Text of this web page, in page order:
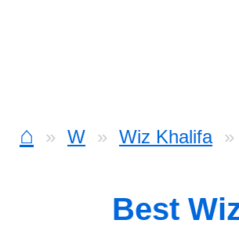
⌂ W Wiz Khalifa
Best